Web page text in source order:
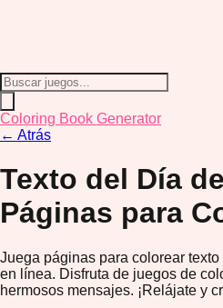
Coloring Book Generator
← Atrás
Texto del Día
Páginas para
Juega páginas para colorear
en línea. Disfruta de juegos de
hermosos mensajes. ¡Relájate y